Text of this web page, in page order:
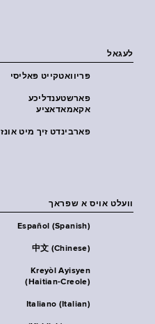
לעגאל
פּריוואטקייט פּאליסי
פארשטענדליכע
אקאמאדאציע
פארבינדט זיך מיט אונז
וועלט אויס א שפראך
Español (Spanish)
中文 (Chinese)
Kreyòl Ayisyen
(Haitian-Creole)
Italiano (Italian)